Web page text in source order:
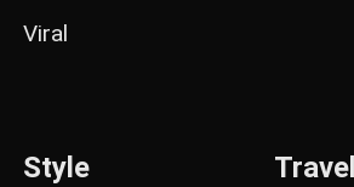
Viral
Style Travel